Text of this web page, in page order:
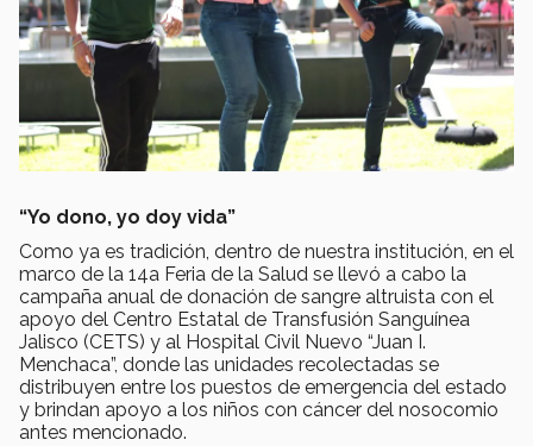
“Yo dono, yo doy vida”
Como ya es tradición, dentro de nuestra institución, en el
marco de la 14a Feria de la Salud se llevó a cabo la
campaña anual de donación de sangre altruista con el
apoyo del Centro Estatal de Transfusión Sanguínea
Jalisco (CETS) y al Hospital Civil Nuevo “Juan I.
Menchaca”, donde las unidades recolectadas se
distribuyen entre los puestos de emergencia del estado
y brindan apoyo a los niños con cáncer del nosocomio
antes mencionado.